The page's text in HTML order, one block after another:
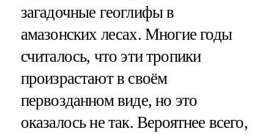
загадочные геоглифы в
амазонских лесах. Многие годы
считалось, что эти тропики
произрастают в своём
первозданном виде, но это
оказалось не так. Вероятнее всего,